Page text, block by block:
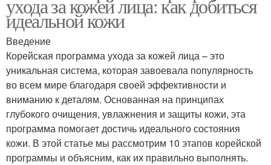
ухода за кожей лица: как добиться
идеальной кожи
Введение
Корейская программа ухода за кожей лица – это
уникальная система, которая завоевала популярность
во всем мире благодаря своей эффективности и
вниманию к деталям. Основанная на принципах
глубокого очищения, увлажнения и защиты кожи, эта
программа помогает достичь идеального состояния
кожи. В этой статье мы рассмотрим 10 этапов корейской
программы и объясним, как их правильно выполнять.